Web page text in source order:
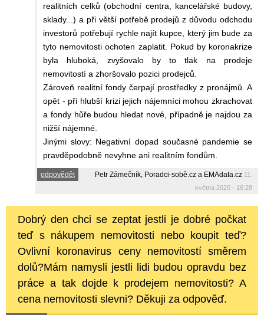
realitních celků (obchodní centra, kancelářské budovy,
sklady...) a při větší potřebě prodejů z důvodu odchodu
investorů potřebují rychle najít kupce, který jim bude za
tyto nemovitosti ochoten zaplatit. Pokud by koronakrize
byla hluboká, zvyšovalo by to tlak na prodeje
nemovitostí a zhoršovalo pozici prodejců.
Zároveň realitní fondy čerpají prostředky z pronájmů. A
opět - při hlubší krizi jejich nájemníci mohou zkrachovat
a fondy hůře budou hledat nové, případně je najdou za
nižší nájemné.
Jinými slovy: Negativní dopad současné pandemie se
pravděpodobně nevyhne ani realitním fondům.
odpovědět Petr Zámečník, Poradci-sobě.cz a EMAdata.cz 11.
května 2020 - 16:28
Dobrý den chci se zeptat jestli je dobré počkat
teď s nákupem nemovitosti nebo koupit teď?
Ovlivní koronavirus ceny nemovitostí směrem
dolů?Mám namysli jestli lidi budou opravdu bez
práce a tak dojde k prodejem nemovitosti? A
cena nemovitosti slevni? Děkuji za odpověď.